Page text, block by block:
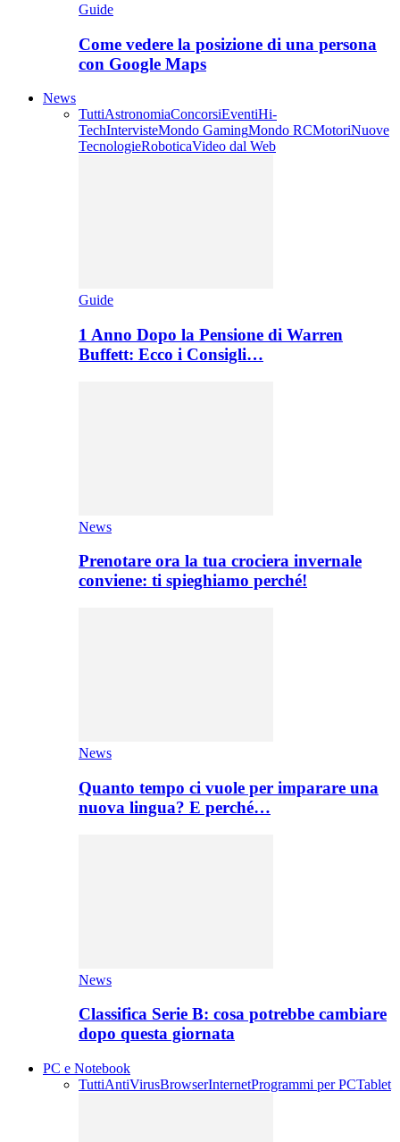
Guide
Come vedere la posizione di una persona
con Google Maps
News
TuttiAstronomiaConcorsiEventiHi-
TechIntervisteMondo GamingMondo RCMotoriNuove
TecnologieRoboticaVideo dal Web
Guide
1 Anno Dopo la Pensione di Warren
Buffett: Ecco i Consigli…
News
Prenotare ora la tua crociera invernale
conviene: ti spieghiamo perché!
News
Quanto tempo ci vuole per imparare una
nuova lingua? E perché…
News
Classifica Serie B: cosa potrebbe cambiare
dopo questa giornata
PC e Notebook
TuttiAntiVirusBrowserInternetProgrammi per PCTablet